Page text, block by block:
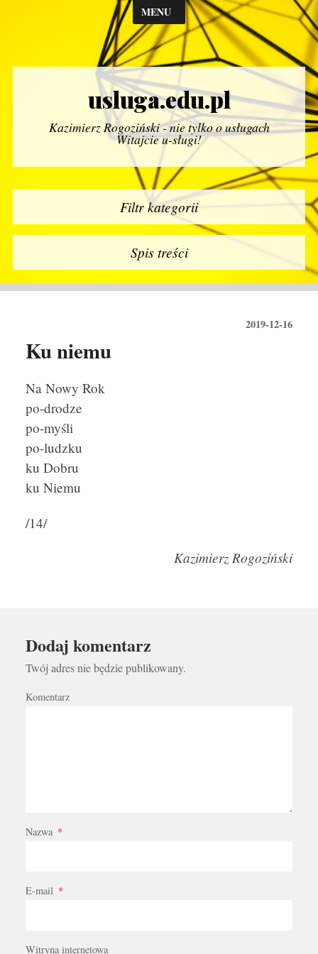
MENU
usluga.edu.pl
Kazimierz Rogoziński - nie tylko o usługach
Witajcie u-sługi!
Filtr kategorii
Spis treści
2019-12-16
Ku niemu
Na Nowy Rok
po-drodze
po-myśli
po-ludzku
ku Dobru
ku Niemu
/14/
Kazimierz Rogoziński
Dodaj komentarz
Twój adres nie będzie publikowany.
Komentarz
Nazwa *
E-mail *
Witryna internetowa